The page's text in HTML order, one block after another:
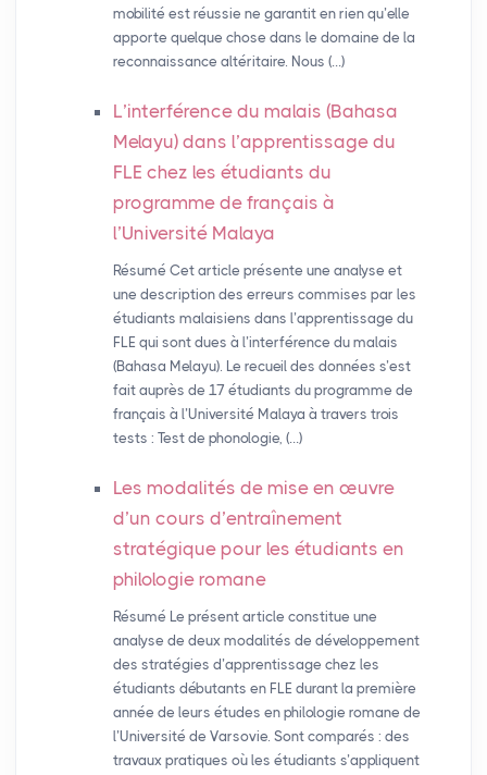
mobilité est réussie ne garantit en rien qu’elle
apporte quelque chose dans le domaine de la
reconnaissance altéritaire. Nous (…)
L’interférence du malais (Bahasa
Melayu) dans l’apprentissage du
FLE chez les étudiants du
programme de français à
l’Université Malaya
Résumé Cet article présente une analyse et
une description des erreurs commises par les
étudiants malaisiens dans l’apprentissage du
FLE qui sont dues à l’interférence du malais
(Bahasa Melayu). Le recueil des données s’est
fait auprès de 17 étudiants du programme de
français à l’Université Malaya à travers trois
tests : Test de phonologie, (…)
Les modalités de mise en œuvre
d’un cours d’entraînement
stratégique pour les étudiants en
philologie romane
Résumé Le présent article constitue une
analyse de deux modalités de développement
des stratégies d’apprentissage chez les
étudiants débutants en FLE durant la première
année de leurs études en philologie romane de
l’Université de Varsovie. Sont comparés : des
travaux pratiques où les étudiants s’appliquent